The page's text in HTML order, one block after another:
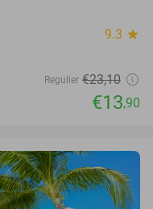
9.3 star
Regulier €23,10
€13,90